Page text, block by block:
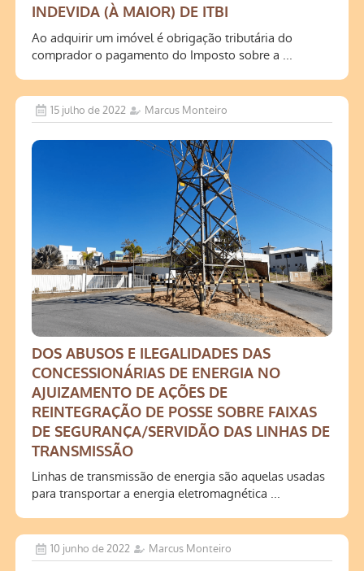
INDEVIDA (À MAIOR) DE ITBI
Ao adquirir um imóvel é obrigação tributária do
comprador o pagamento do Imposto sobre a ...
15 julho de 2022 Marcus Monteiro
DOS ABUSOS E ILEGALIDADES DAS
CONCESSIONÁRIAS DE ENERGIA NO
AJUIZAMENTO DE AÇÕES DE
REINTEGRAÇÃO DE POSSE SOBRE FAIXAS
DE SEGURANÇA/SERVIDÃO DAS LINHAS DE
TRANSMISSÃO
Linhas de transmissão de energia são aquelas usadas
para transportar a energia eletromagnética ...
10 junho de 2022 Marcus Monteiro